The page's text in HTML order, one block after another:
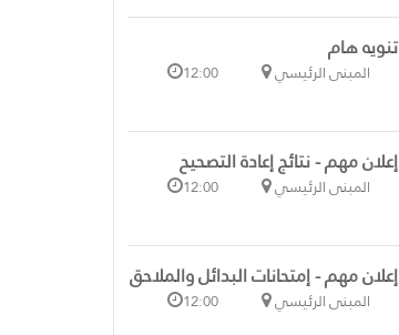
تنويه هام
المبنى الرئيسي 12:00
إعلان مهم - نتائج إعادة التصحيح
المبنى الرئيسي 12:00
إعلان مهم - إمتحانات البدائل والملاحق
المبنى الرئيسي 12:00